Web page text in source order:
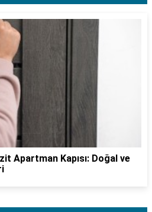
Apartman Kapısı: Doğal ve